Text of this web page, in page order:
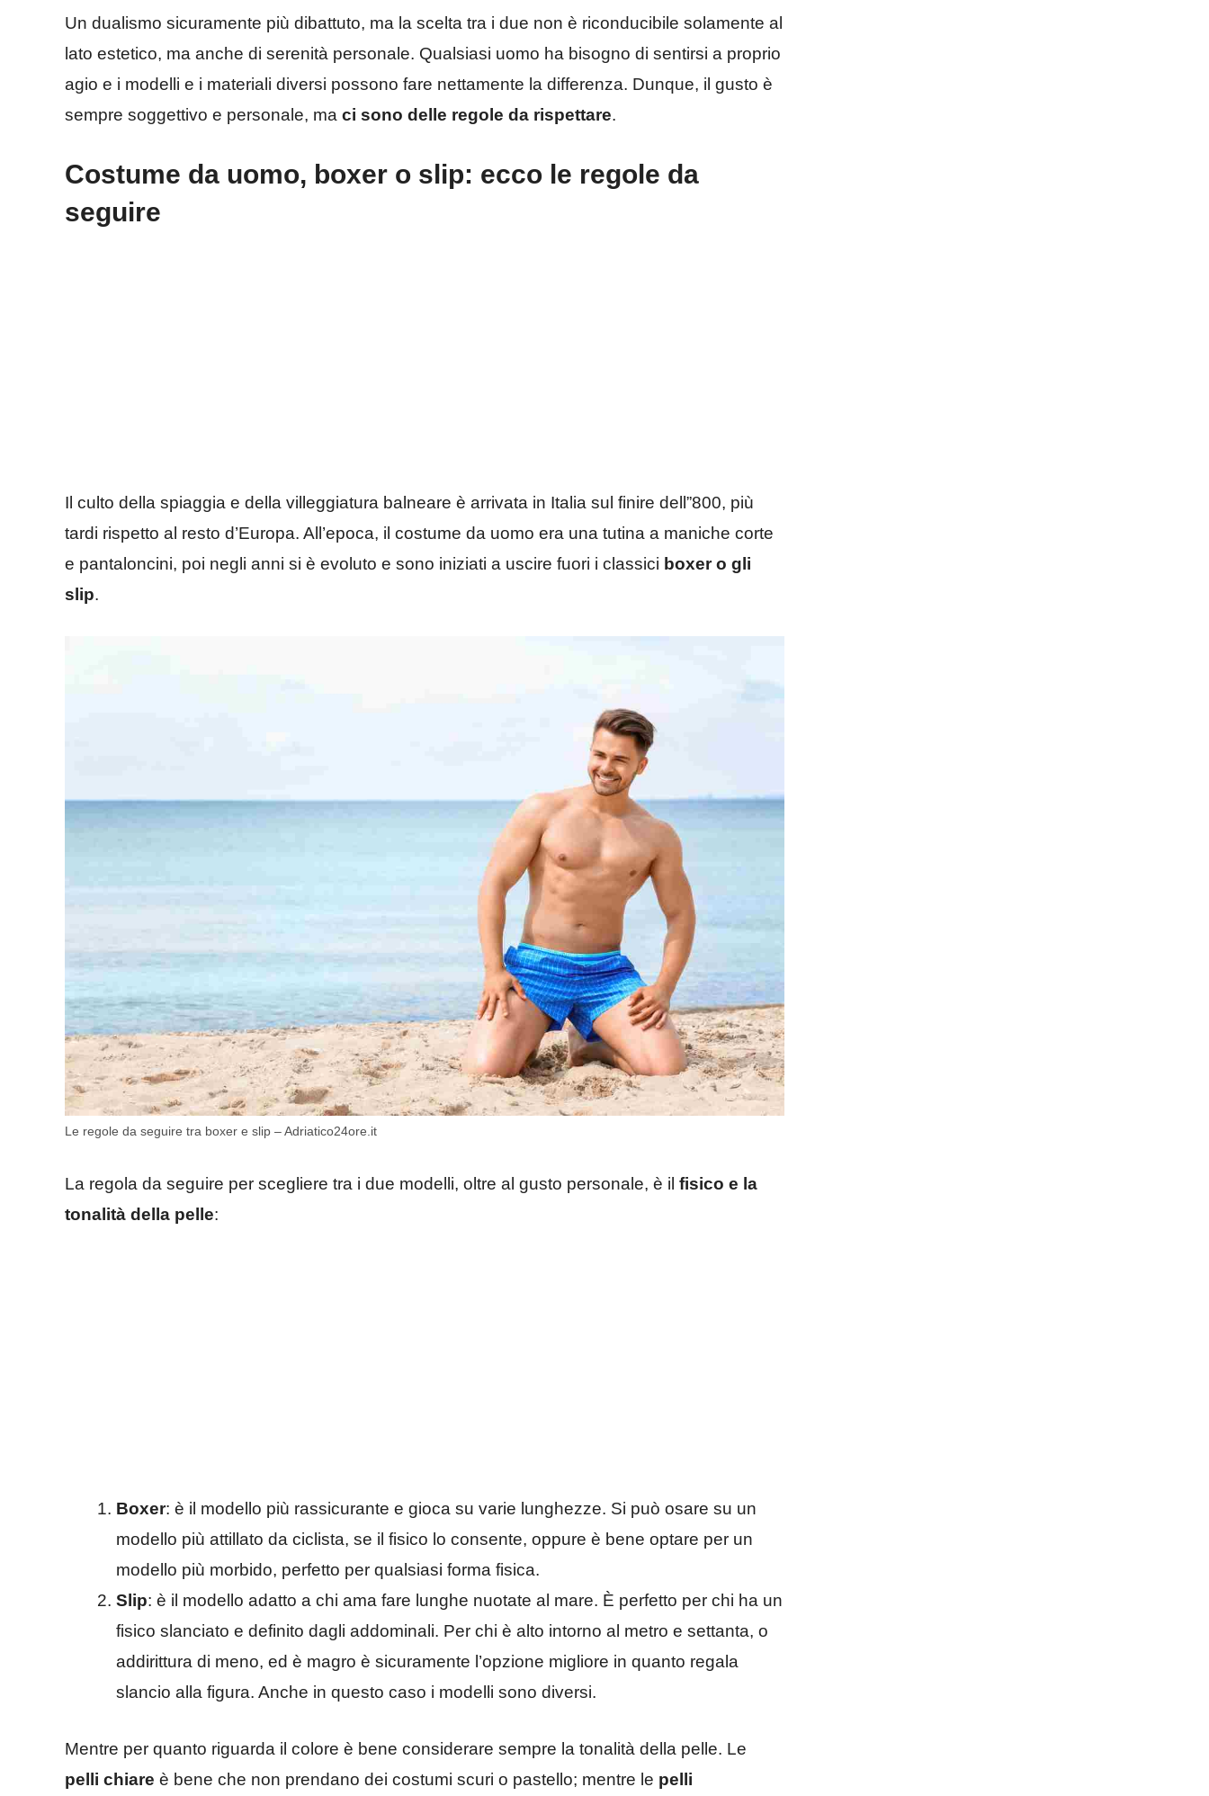
Un dualismo sicuramente più dibattuto, ma la scelta tra i due non è riconducibile solamente al
lato estetico, ma anche di serenità personale. Qualsiasi uomo ha bisogno di sentirsi a proprio
agio e i modelli e i materiali diversi possono fare nettamente la differenza. Dunque, il gusto è
sempre soggettivo e personale, ma ci sono delle regole da rispettare.
Costume da uomo, boxer o slip: ecco le regole da
seguire
Il culto della spiaggia e della villeggiatura balneare è arrivata in Italia sul finire dell”800, più
tardi rispetto al resto d’Europa. All’epoca, il costume da uomo era una tutina a maniche corte
e pantaloncini, poi negli anni si è evoluto e sono iniziati a uscire fuori i classici boxer o gli
slip.
Le regole da seguire tra boxer e slip – Adriatico24ore.it
La regola da seguire per scegliere tra i due modelli, oltre al gusto personale, è il fisico e la
tonalità della pelle:
Boxer: è il modello più rassicurante e gioca su varie lunghezze. Si può osare su un
modello più attillato da ciclista, se il fisico lo consente, oppure è bene optare per un
modello più morbido, perfetto per qualsiasi forma fisica.
Slip: è il modello adatto a chi ama fare lunghe nuotate al mare. È perfetto per chi ha un
fisico slanciato e definito dagli addominali. Per chi è alto intorno al metro e settanta, o
addirittura di meno, ed è magro è sicuramente l’opzione migliore in quanto regala
slancio alla figura. Anche in questo caso i modelli sono diversi.
Mentre per quanto riguarda il colore è bene considerare sempre la tonalità della pelle. Le
pelli chiare è bene che non prendano dei costumi scuri o pastello; mentre le pelli